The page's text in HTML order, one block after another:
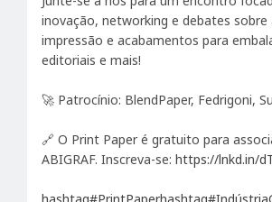
inovação, networking e debates sobre
impressão e acabamentos para
editoriais e mais!
🚀 Patrocínio: BlendPaper, Fedrigoni,
🔗 O Print Paper é gratuito para
ABIGRAF. Inscreva-se: https://lnkd.in/